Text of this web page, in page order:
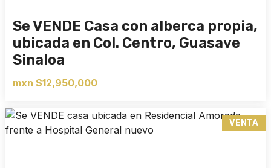
Se VENDE Casa con alberca propia,
ubicada en Col. Centro, Guasave
Sinaloa
mxn $12,950,000
VENTA